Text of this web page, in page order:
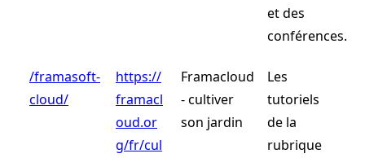
et des
conférences.
/framasoft-
cloud/
https://
framacl
oud.or
g/fr/cul
Framacloud
- cultiver
son jardin
Les
tutoriels
de la
rubrique